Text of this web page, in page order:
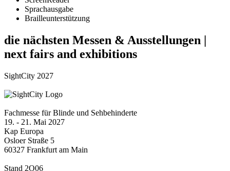
Sprachausgabe
Brailleunterstützung
die nächsten Messen & Ausstellungen |
next fairs and exhibitions
SightCity 2027
Fachmesse für Blinde und Sehbehinderte
19. - 21. Mai 2027
Kap Europa
Osloer Straße 5
60327 Frankfurt am Main
Stand 2O06